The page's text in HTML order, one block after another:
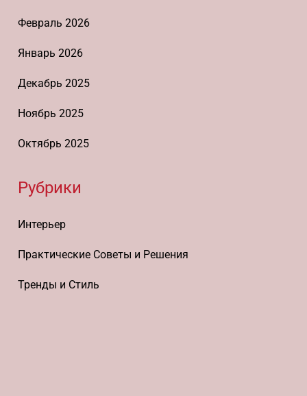
Февраль 2026
Январь 2026
Декабрь 2025
Ноябрь 2025
Октябрь 2025
Рубрики
Интерьер
Практические Советы и Решения
Тренды и Стиль